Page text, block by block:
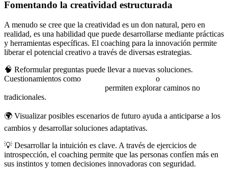
Fomentando la creatividad estructurada
A menudo se cree que la creatividad es un don natural, pero en
realidad, es una habilidad que puede desarrollarse mediante prácticas
y herramientas específicas. El coaching para la innovación permite
liberar el potencial creativo a través de diversas estrategias.
🧠 Reformular preguntas puede llevar a nuevas soluciones.
Cuestionamientos como
o
permiten explorar caminos no
tradicionales.
🌍 Visualizar posibles escenarios de futuro ayuda a anticiparse a los
cambios y desarrollar soluciones adaptativas.
💡 Desarrollar la intuición es clave. A través de ejercicios de
introspección, el coaching permite que las personas confíen más en
sus instintos y tomen decisiones innovadoras con seguridad.